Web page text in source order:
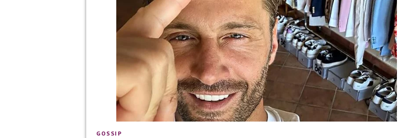
GOSSIP